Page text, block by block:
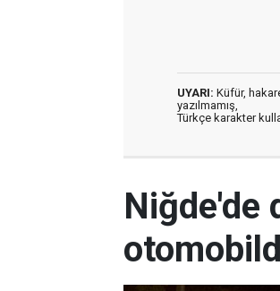
UYARI: Küfür,
yazılmamış,
Türkçe karakter
Niğde'de